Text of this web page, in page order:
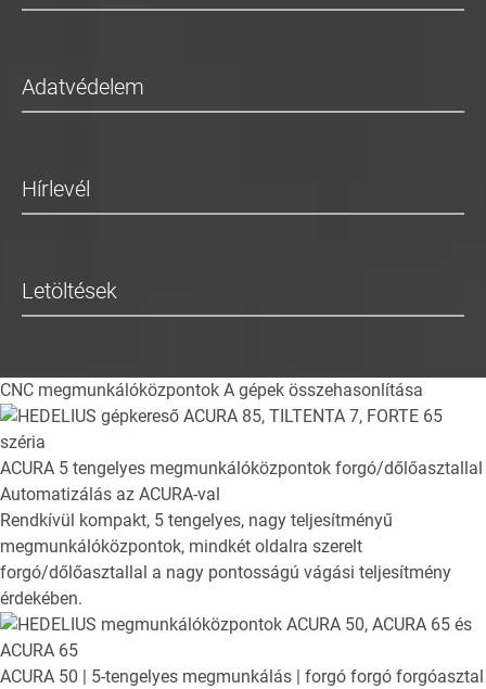
Adatvédelem
Hírlevél
Letöltések
CNC megmunkálóközpontok A gépek összehasonlítása
ACURA 5 tengelyes megmunkálóközpontok forgó/dőlőasztallal
Automatizálás az ACURA-val
Rendkívül kompakt, 5 tengelyes, nagy teljesítményű
megmunkálóközpontok, mindkét oldalra szerelt
forgó/dőlőasztallal a nagy pontosságú vágási teljesítmény
érdekében.
ACURA 50 | 5-tengelyes megmunkálás | forgó forgó forgóasztal